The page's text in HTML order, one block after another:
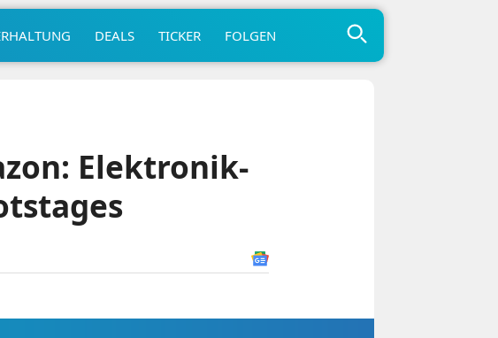
DEALS TICKER FOLGEN
Elektronik-